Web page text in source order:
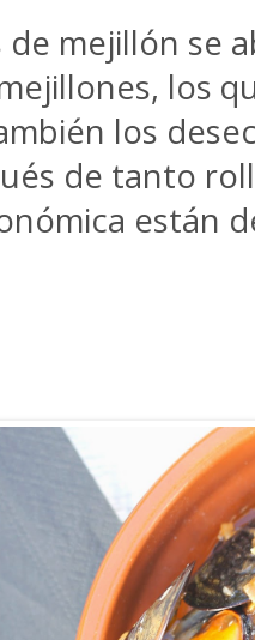
de mejillón se
los
los
de tanto
están